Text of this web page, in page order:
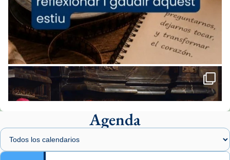
«Avui les santes Juliana i Semproniana ens
ajuden a alçar la mirada»
Mons. Sergi Gordo, bisbe de Tortosa, ha
presidit aquest 27 de juliol la missa de Les
Santes de Mataró.
🔗tinyurl.com/cvu5jmbk
📸 J. Merino
Agenda